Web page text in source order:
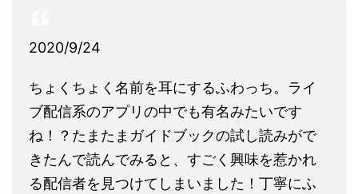
2020/9/24
ちょくちょく名前を耳にするふわっち。ライ
ブ配信系のアプリの中でも有名みたいです
ね！？たまたまガイドブックの試し読みがで
きたんで読んでみると、すごく興味を惹かれ
る配信者を見つけてしまいました！丁寧にふ